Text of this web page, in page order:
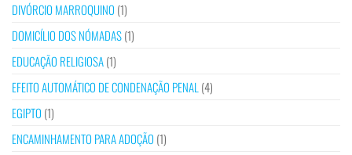
DIVÓRCIO MARROQUINO (1)
DOMICÍLIO DOS NÓMADAS(1)
EDUCAÇÃO RELIGIOSA(1)
EFEITO AUTOMÁTICO DE CONDENAÇÃO PENAL (4)
EGIPTO (1)
ENCAMINHAMENTO PARA ADOÇÃO (1)